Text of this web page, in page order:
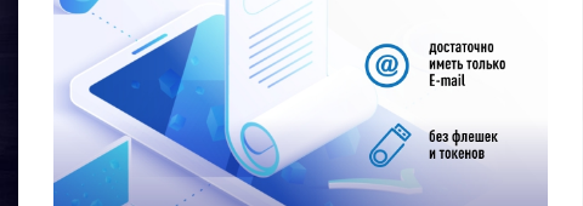
Смотреть проект